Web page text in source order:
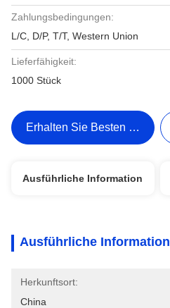
Zahlungsbedingungen:
L/C, D/P, T/T, Western Union
Lieferfähigkeit:
1000 Stück
Erhalten Sie Besten Preis
Ausführliche Information
Ausführliche Information
Herkunftsort:
China